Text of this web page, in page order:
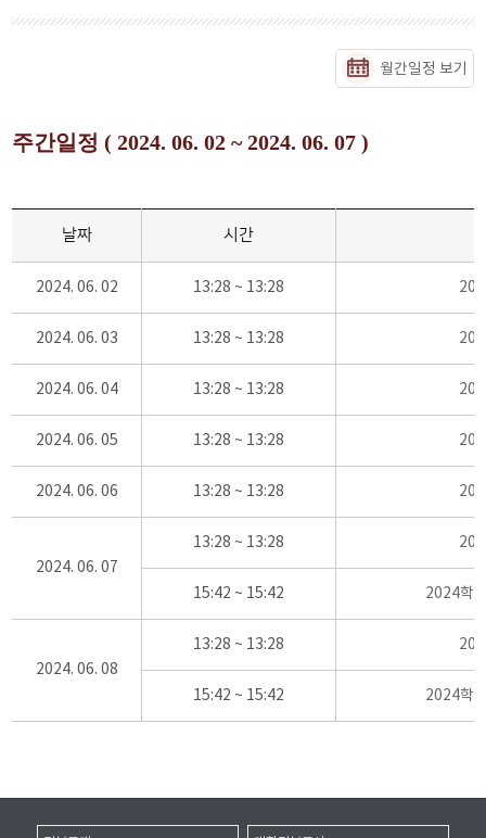
월간일정 보기
주간일정 ( 2024. 06. 02 ~ 2024. 06. 07 )
날짜 시간
2024. 06. 02 13:28 ~ 13:28
2024. 06. 03 13:28 ~ 13:28
2024. 06. 04 13:28 ~ 13:28
2024. 06. 05 13:28 ~ 13:28
2024. 06. 06 13:28 ~ 13:28
2024. 06. 07
13:28 ~ 13:28
15:42 ~ 15:42 2024학
2024. 06. 08
13:28 ~ 13:28
15:42 ~ 15:42 2024학